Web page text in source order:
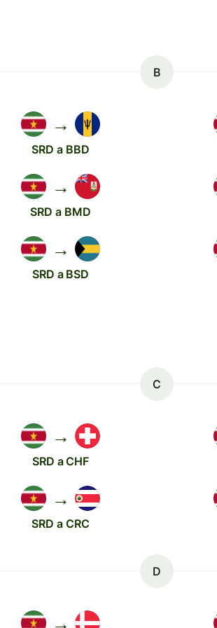
B
→
SRD a BBD
→
SRD a BMD
→
SRD a BSD
C
→
SRD a CHF
→
SRD a CRC
D
→